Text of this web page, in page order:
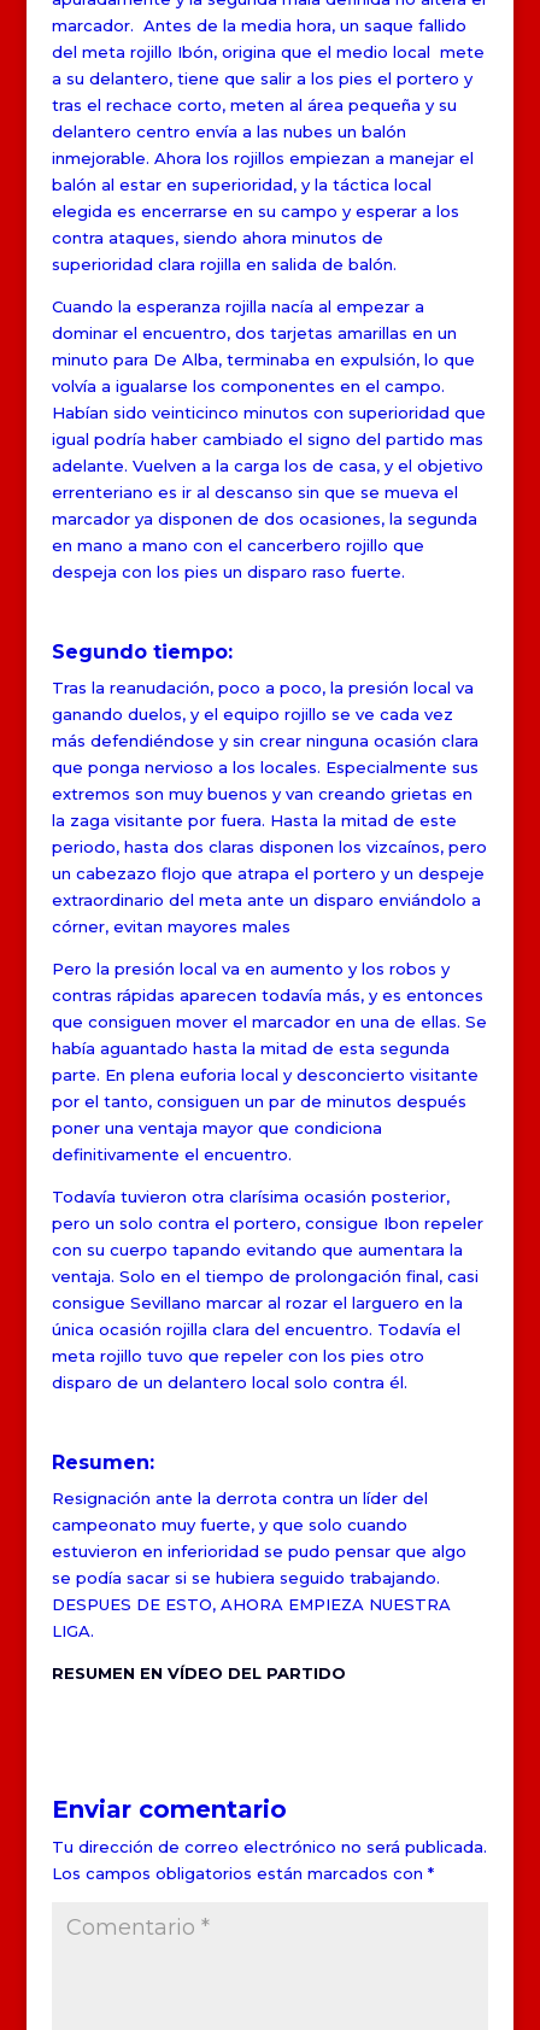
marcador. Antes de la media hora, un saque fallido
del meta rojillo Ibón, origina que el medio local mete
a su delantero, tiene que salir a los pies el portero y
tras el rechace corto, meten al área pequeña y su
delantero centro envía a las nubes un balón
inmejorable. Ahora los rojillos empiezan a manejar el
balón al estar en superioridad, y la táctica local
elegida es encerrarse en su campo y esperar a los
contra ataques, siendo ahora minutos de
superioridad clara rojilla en salida de balón.
Cuando la esperanza rojilla nacía al empezar a
dominar el encuentro, dos tarjetas amarillas en un
minuto para De Alba, terminaba en expulsión, lo que
volvía a igualarse los componentes en el campo.
Habían sido veinticinco minutos con superioridad que
igual podría haber cambiado el signo del partido mas
adelante. Vuelven a la carga los de casa, y el objetivo
errenteriano es ir al descanso sin que se mueva el
marcador ya disponen de dos ocasiones, la segunda
en mano a mano con el cancerbero rojillo que
despeja con los pies un disparo raso fuerte.
Segundo tiempo:
Tras la reanudación, poco a poco, la presión local va
ganando duelos, y el equipo rojillo se ve cada vez
más defendiéndose y sin crear ninguna ocasión clara
que ponga nervioso a los locales. Especialmente sus
extremos son muy buenos y van creando grietas en
la zaga visitante por fuera. Hasta la mitad de este
periodo, hasta dos claras disponen los vizcaínos, pero
un cabezazo flojo que atrapa el portero y un despeje
extraordinario del meta ante un disparo enviándolo a
córner, evitan mayores males
Pero la presión local va en aumento y los robos y
contras rápidas aparecen todavía más, y es entonces
que consiguen mover el marcador en una de ellas. Se
había aguantado hasta la mitad de esta segunda
parte. En plena euforia local y desconcierto visitante
por el tanto, consiguen un par de minutos después
poner una ventaja mayor que condiciona
definitivamente el encuentro.
Todavía tuvieron otra clarísima ocasión posterior,
pero un solo contra el portero, consigue Ibon repeler
con su cuerpo tapando evitando que aumentara la
ventaja. Solo en el tiempo de prolongación final, casi
consigue Sevillano marcar al rozar el larguero en la
única ocasión rojilla clara del encuentro. Todavía el
meta rojillo tuvo que repeler con los pies otro
disparo de un delantero local solo contra él.
Resumen:
Resignación ante la derrota contra un líder del
campeonato muy fuerte, y que solo cuando
estuvieron en inferioridad se pudo pensar que algo
se podía sacar si se hubiera seguido trabajando.
DESPUES DE ESTO, AHORA EMPIEZA NUESTRA
LIGA.
RESUMEN EN VÍDEO DEL PARTIDO
Enviar comentario
Tu dirección de correo electrónico no será publicada.
Los campos obligatorios están marcados con *